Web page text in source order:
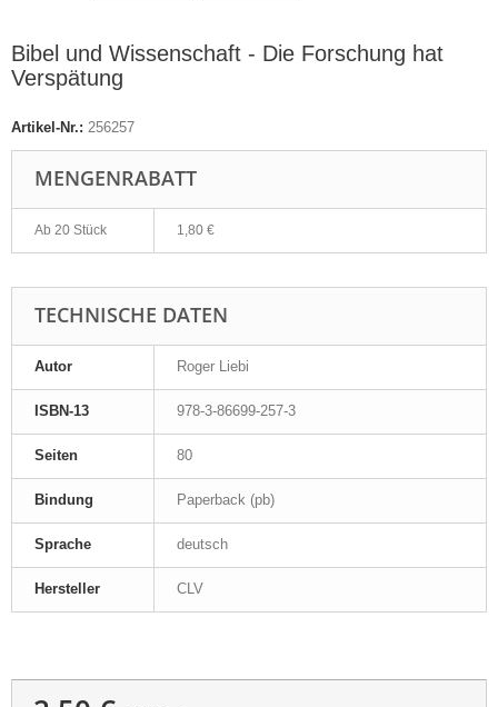
Bibel und Wissenschaft - Die Forschung hat
Verspätung
Artikel-Nr.: 256257
MENGENRABATT
Ab 20 Stück 1,80 €
TECHNISCHE DATEN
Autor Roger Liebi
ISBN-13 978-3-86699-257-3
Seiten 80
Bindung Paperback (pb)
Sprache deutsch
Hersteller CLV